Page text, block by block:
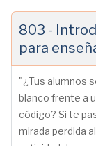
803 -
para
"¿Tus alumnos
blanco frente a
código? Si te
mirada perdida